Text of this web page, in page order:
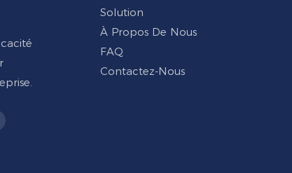
Solution
À Propos De Nous
FAQ
Contactez-Nous